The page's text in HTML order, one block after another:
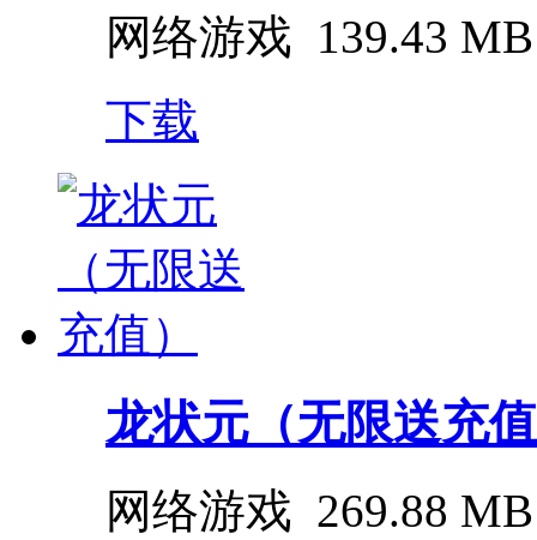
网络游戏 139.43 MB
下载
龙状元（无限送充
网络游戏 269.88 MB